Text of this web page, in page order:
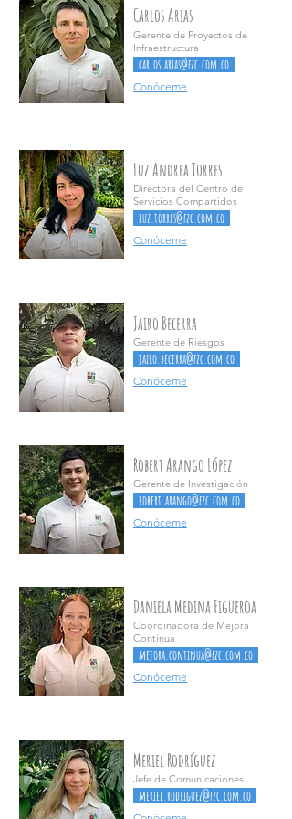
Carlos Arias
Gerente de Proyectos de
Infraestructura
carlos.arias@fzc.com.co
Conóceme
Luz Andrea Torres
Directora del Centro de
Servicios Compartidos
luz.torres@fzc.com.co
Conóceme
Jairo Becerra
Gerente de Riesgos
jairo.becerra@fzc.com.co
Conóceme
Robert Arango López
Gerente de Investigación
robert.arango@fzc.com.co
Conóceme
Daniela Medina Figueroa
Coordinadora de Mejora
Continua
mejora.continua@fzc.com.co
Conóceme
Meriel Rodríguez
Jefe de Comunicaciones
meriel.rodriguez@fzc.com.co